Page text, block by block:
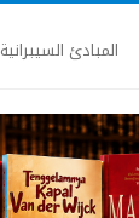
المبادئ السيبرانية